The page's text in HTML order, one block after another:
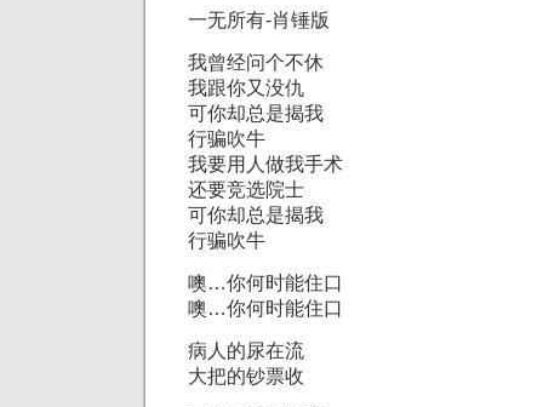
一无所有-肖锤版
我曾经问个不休
我跟你又没仇
可你却总是揭我
行骗吹牛
我要用人做我手术
还要竞选院士
可你却总是揭我
行骗吹牛
噢…你何时能住口
噢…你何时能住口
病人的尿在流
大把的钞票收